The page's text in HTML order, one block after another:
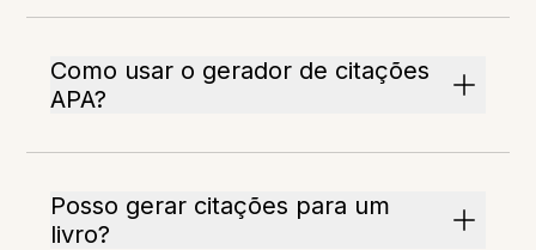
Como usar o gerador de citações
APA?
Posso gerar citações para um
livro?